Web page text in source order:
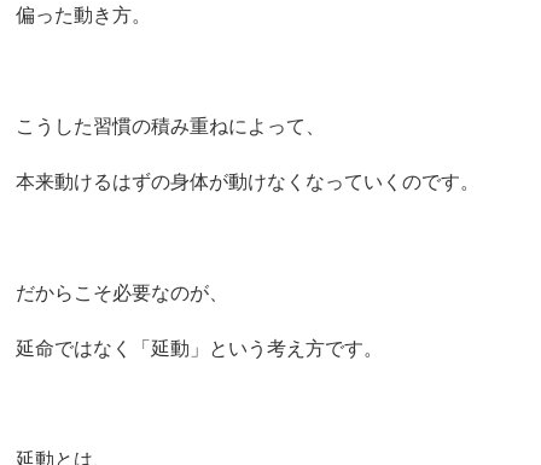
偏った動き方。
こうした習慣の積み重ねによって、
本来動けるはずの身体が動けなくなっていくのです。
だからこそ必要なのが、
延命ではなく「延動」という考え方です。
延動とは、